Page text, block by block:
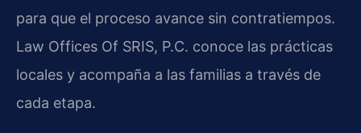
para que el proceso avance sin contratiempos.
Law Offices Of SRIS, P.C. conoce las prácticas
locales y acompaña a las familias a través de
cada etapa.